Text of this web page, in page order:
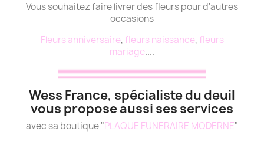
Vous souhaitez faire livrer des fleurs pour d'autres
occasions
Fleurs anniversaire,fleurs naissance,fleurs
mariage....
Wess France, spécialiste du deuil
vous propose aussi ses services
avec sa boutique "PLAQUE FUNERAIRE MODERNE"